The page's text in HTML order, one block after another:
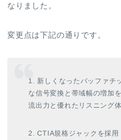
なりました。
変更点は下記の通りです。
1. 新しくなったバッファチ
な信号変換と帯域幅の増加
流出力と優れたリスニング
2. CTIA規格ジャックを採